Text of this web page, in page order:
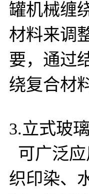
罐机械缠
材料来调
要，通过
绕复合材
3.立式玻
可广泛
织印染、